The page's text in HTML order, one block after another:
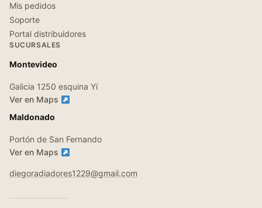
Mis pedidos
Soporte
Portal distribuidores
SUCURSALES
Montevideo
Galicia 1250 esquina Yí
Ver en Maps
Maldonado
Portón de San Fernando
Ver en Maps
diegoradiadores1229@gmail.com